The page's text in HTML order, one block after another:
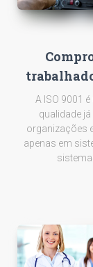
A ISO 9001
qualidade
organizações
apenas em